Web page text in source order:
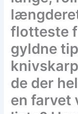
flotteste
gyldne
de der
en farvet